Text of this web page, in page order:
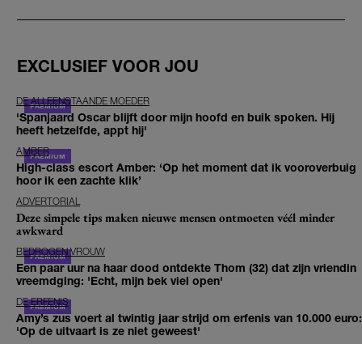
EXCLUSIEF VOOR JOU
DE ALLEENSTAANDE MOEDER
'Spanjaard Oscar blijft door mijn hoofd en buik spoken. Hij
heeft hetzelfde, appt hij'
AMBER
High-class escort Amber: ‘Op het moment dat ik vooroverbuig
hoor ik een zachte klik’
ADVERTORIAL
Deze simpele tips maken nieuwe mensen ontmoeten véél minder
awkward
BEDROGEN VROUW
Een paar uur na haar dood ontdekte Thom (32) dat zijn vriendin
vreemdging: 'Echt, mijn bek viel open'
DE ERFENIS
Amy’s zus voert al twintig jaar strijd om erfenis van 10.000 euro:
'Op de uitvaart is ze niet geweest'